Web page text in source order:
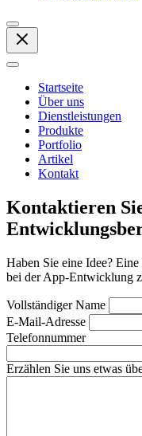
Startseite
Über uns
Dienstleistungen
Produkte
Portfolio
Artikel
Kontakt
Kontaktieren
Haben Sie eine Idee?
bei der App-Entwicklung
Vollständiger Name
E-Mail-Adresse
Telefonnummer
Erzählen Sie uns etwas